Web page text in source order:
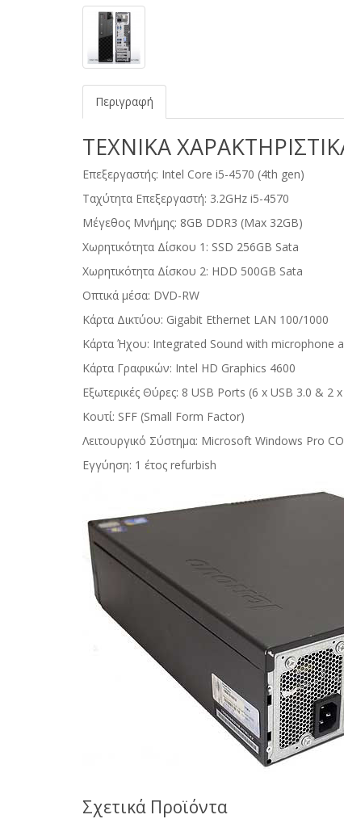
Περιγραφή
ΤΕΧΝΙΚΑ
Επεξεργαστής: Intel Core i5-4570 (4th gen)
Ταχύτητα Επεξεργαστή: 3.2GHz i5-4570
Μέγεθος Μνήμης: 8GB DDR3 (Max 32GB)
Χωρητικότητα Δίσκου 1: SSD 256GB Sata
Χωρητικότητα Δίσκου 2: HDD 500GB Sata
Οπτικά μέσα: DVD-RW
Κάρτα Δικτύου: Gigabit Ethernet LAN 100/1000
Κάρτα Ήχου: Integrated Sound with microphone
Κάρτα Γραφικών: Intel HD Graphics 4600
Εξωτερικές Θύρες: 8 USB Ports (6 x USB 3.0 &
Κουτί: SFF (Small Form Factor)
Λειτουργικό Σύστημα: Microsoft Windows Pro
Εγγύηση: 1 έτος refurbish
Σχετικά Προϊόντα